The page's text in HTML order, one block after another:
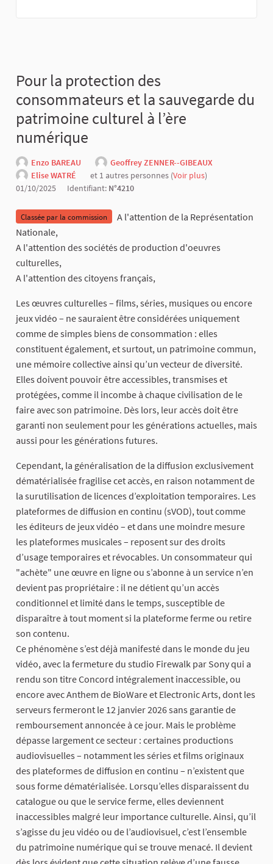
Pour la protection des
consommateurs et la sauvegarde du
patrimoine culturel à l’ère
numérique
Enzo BAREAU
Geoffrey ZENNER--GIBEAUX
Elise WATRÉ
et 1 autres personnes (Voir plus)
01/10/2025
Identifiant: N°4210
Classée par la commission
A l'attention de la Représentation
Nationale,
A l'attention des sociétés de production d'oeuvres
culturelles,
A l'attention des citoyens français,
Les œuvres culturelles – films, séries, musiques ou encore
jeux vidéo – ne sauraient être considérées uniquement
comme de simples biens de consommation : elles
constituent également, et surtout, un patrimoine commun,
une mémoire collective ainsi qu’un vecteur de diversité.
Elles doivent pouvoir être accessibles, transmises et
protégées, comme il incombe à chaque civilisation de le
faire avec son patrimoine. Dès lors, leur accès doit être
garanti non seulement pour les générations actuelles, mais
aussi pour les générations futures.
Cependant, la généralisation de la diffusion exclusivement
dématérialisée fragilise cet accès, en raison notamment de
la surutilisation de licences d’exploitation temporaires. Les
plateformes de diffusion en continu (sVOD), tout comme
les éditeurs de jeux vidéo – et dans une moindre mesure
les plateformes musicales – reposent sur des droits
d’usage temporaires et révocables. Un consommateur qui
"achète" une œuvre en ligne ou s’abonne à un service n’en
devient pas propriétaire : il ne détient qu’un accès
conditionnel et limité dans le temps, susceptible de
disparaître à tout moment si la plateforme ferme ou retire
son contenu.
Ce phénomène s’est déjà manifesté dans le monde du jeu
vidéo, avec la fermeture du studio Firewalk par Sony qui a
rendu son titre Concord intégralement inaccessible, ou
encore avec Anthem de BioWare et Electronic Arts, dont les
serveurs fermeront le 12 janvier 2026 sans garantie de
remboursement annoncée à ce jour. Mais le problème
dépasse largement ce secteur : certaines productions
audiovisuelles – notamment les séries et films originaux
des plateformes de diffusion en continu – n’existent que
sous forme dématérialisée. Lorsqu’elles disparaissent du
catalogue ou que le service ferme, elles deviennent
inaccessibles malgré leur importance culturelle. Ainsi, qu’il
s’agisse du jeu vidéo ou de l’audiovisuel, c’est l’ensemble
du patrimoine numérique qui se trouve menacé. Il devient